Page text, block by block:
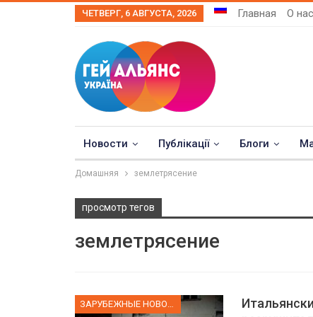
ЧЕТВЕРГ, 6 АВГУСТА, 2026 Главная О нас
Новости Публікації Блоги
Домашняя землетрясение
просмотр тегов
землетрясение